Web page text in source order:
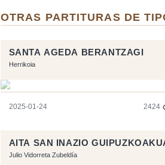
OTRAS PARTITURAS DE
SANTA AGEDA BERANTZAGI
Herrikoia
2025-01-24 2424
AITA SAN INAZIO
Julio Vidorreta Zubeldía